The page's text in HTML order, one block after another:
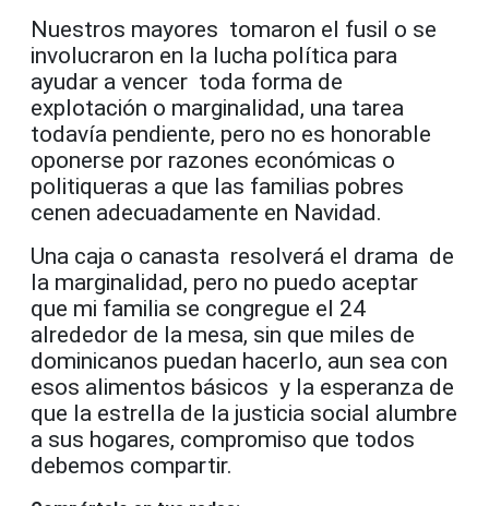
Nuestros mayores tomaron el fusil o se
involucraron en la lucha política para
ayudar a vencer toda forma de
explotación o marginalidad, una tarea
todavía pendiente, pero no es honorable
oponerse por razones económicas o
politiqueras a que las familias pobres
cenen adecuadamente en Navidad.
Una caja o canasta resolverá el drama de
la marginalidad, pero no puedo aceptar
que mi familia se congregue el 24
alrededor de la mesa, sin que miles de
dominicanos puedan hacerlo, aun sea con
esos alimentos básicos y la esperanza de
que la estrella de la justicia social alumbre
a sus hogares, compromiso que todos
debemos compartir.